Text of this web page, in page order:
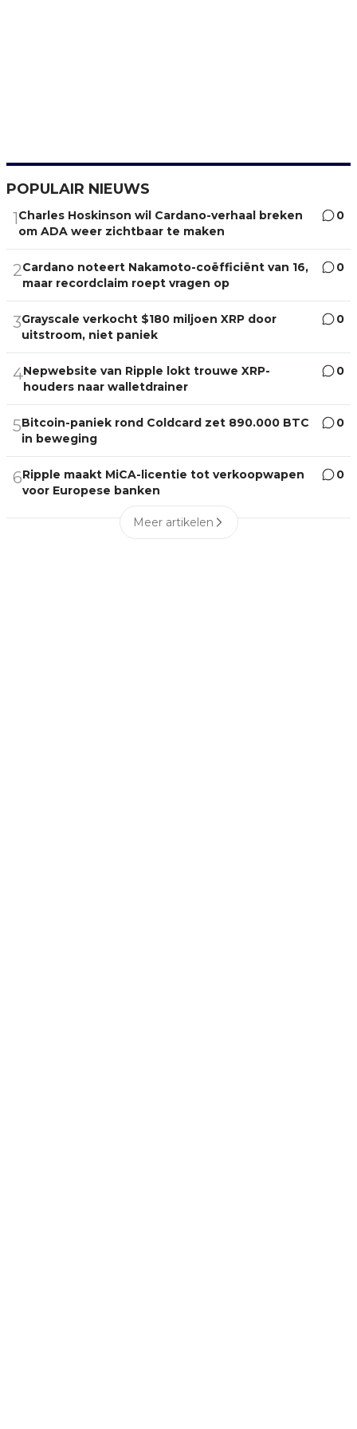
POPULAIR NIEUWS
1Charles Hoskinson wil Cardano-verhaal breken
om ADA weer zichtbaar te maken
0
2Cardano noteert Nakamoto-coëfficiënt van 16,
maar recordclaim roept vragen op
0
3Grayscale verkocht $180 miljoen XRP door
uitstroom, niet paniek
0
4Nepwebsite van Ripple lokt trouwe XRP-
houders naar walletdrainer
0
5Bitcoin-paniek rond Coldcard zet 890.000 BTC
in beweging
0
6Ripple maakt MiCA-licentie tot verkoopwapen
voor Europese banken
0
Meer artikelen